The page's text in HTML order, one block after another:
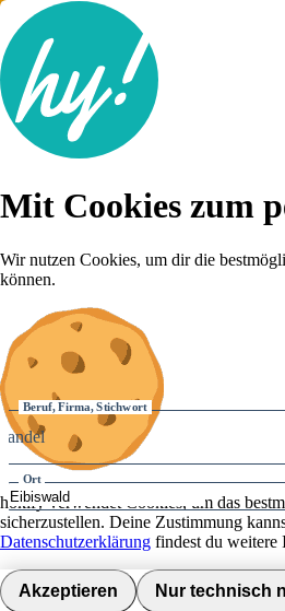
Lebenslauf
Karriere-Tipps
Anmelden
Beruf, Firma, Stichwort
Ort
Umkreis
Jobs finden
Mit Cookies zum
Wir nutzen Cookies, um dir die
können.
hokify verwendet Cookies, um das
sicherzustellen. Deine Zustimmung
Datenschutzerklärung findest du weitere
Akzeptieren Nur technisch